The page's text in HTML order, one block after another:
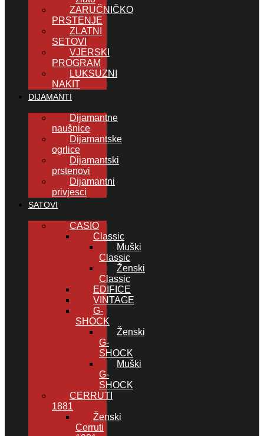
ZARUČNIČKO
PRSTENJE
ZLATNI
SETOVI
VJERSKI
PROGRAM
LUKSUZNI
NAKIT
DIJAMANTI
Dijamantne
naušnice
Dijamantske
ogrlice
Dijamantski
prstenovi
Dijamantni
privjesci
SATOVI
CASIO
Classic
Muški
Classic
Ženski
Classic
EDIFICE
VINTAGE
G-
SHOCK
Ženski
G-
SHOCK
Muški
G-
SHOCK
CERRUTI
1881
Ženski
Cerruti